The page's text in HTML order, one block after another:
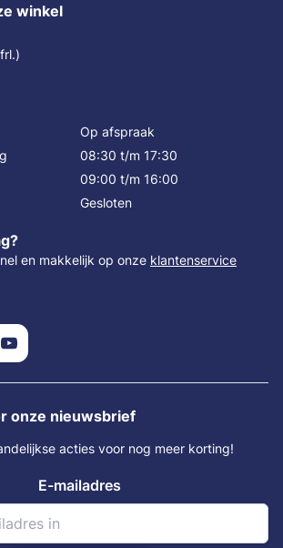
winkel
Op afspraak
08:30 t/m 17:30
09:00 t/m 16:00
Gesloten
en makkelijk op onze klantenservice
onze nieuwsbrief
acties voor nog meer korting!
E-mailadres